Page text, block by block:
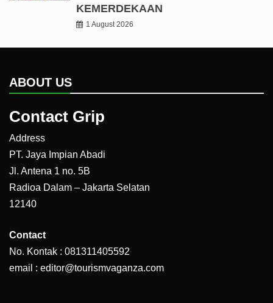
KEMERDEKAAN
1 August 2026
ABOUT US
Contact Grip
Address
PT. Jaya Impian Abadi
Jl. Antena 1 no. 5B
Radioa Dalam – Jakarta Selatan
12140
Contact
No. Kontak : 081311405592
email : editor@tourismvaganza.com